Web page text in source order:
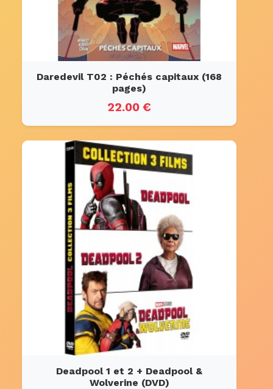
Daredevil T02 : Péchés capitaux (168
pages)
22.00 €
Deadpool 1 et 2 + Deadpool &
Wolverine (DVD)